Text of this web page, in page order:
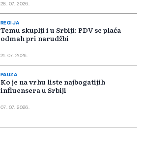
28. 07. 2026.
REGIJA
Temu skuplji i u Srbiji: PDV se plaća
odmah pri narudžbi
21. 07. 2026.
PAUZA
Ko je na vrhu liste najbogatijih
influensera u Srbiji
07. 07. 2026.